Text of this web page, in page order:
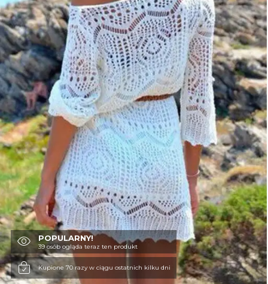
DÓŁ DAMSKIE
STROJE KĄPIELOWE
BLUZKI
OBUWIE
BIELIZNA
BLUZY
SWETRY
POPULARNY!
39 osób ogląda teraz ten produkt
Kupione 70 razy w ciągu ostatnich kilku dni